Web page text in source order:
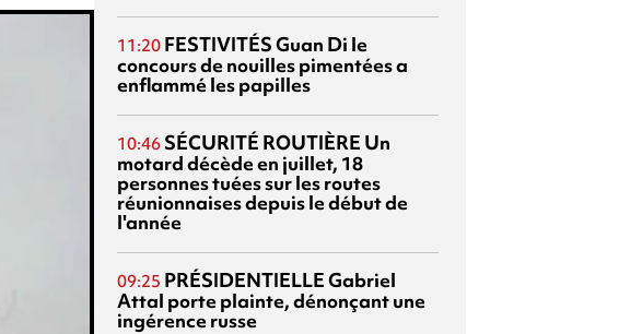
11:20 FESTIVITÉSGuan Di le
concours de nouilles pimentées a
enflammé les papilles
10:46 SÉCURITÉ ROUTIÈRE Un
motard décède en juillet, 18
personnes tuées sur les routes
réunionnaises depuis le début de
l'année
09:25 PRÉSIDENTIELLEGabriel
Attal porte plainte, dénonçant une
ingérence russe